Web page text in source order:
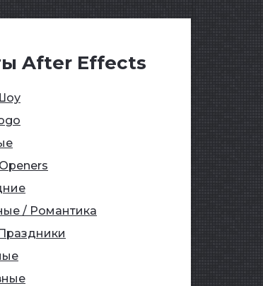
After Effects
/ Романтика